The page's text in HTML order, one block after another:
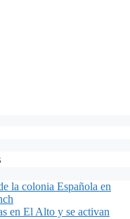
la colonia Española en
en El Alto y se activan